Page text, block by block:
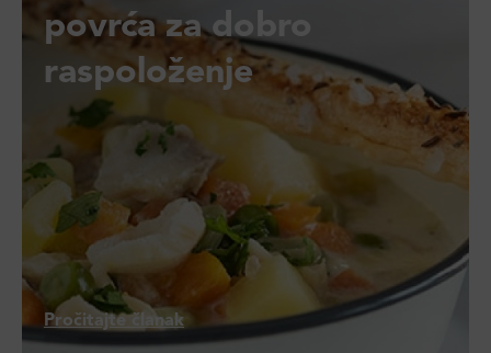
povrća za dobro
raspoloženje
Pročitajte članak